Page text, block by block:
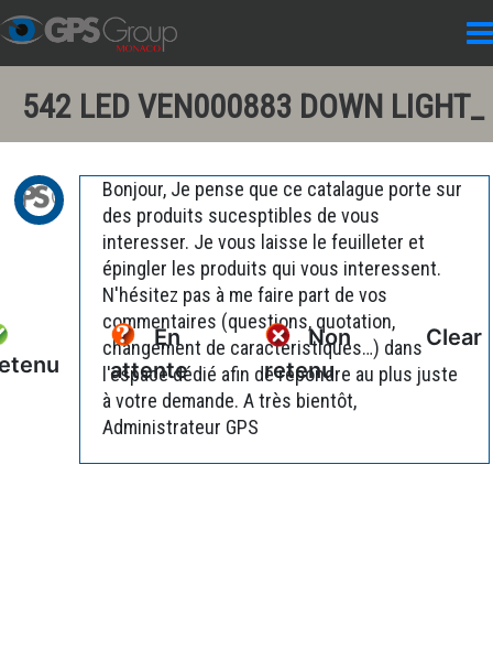
542 LED VEN000883 DOWN LIGHT_
En
attente
Non
retenu
Clear
Bonjour, Je pense que ce catalague porte sur
des produits sucesptibles de vous
interesser. Je vous laisse le feuilleter et
épingler les produits qui vous interessent.
N'hésitez pas à me faire part de vos
commentaires (questions, quotation,
changement de caractéristiques…) dans
l'espace dédié afin de répondre au plus juste
à votre demande. A très bientôt,
Administrateur GPS